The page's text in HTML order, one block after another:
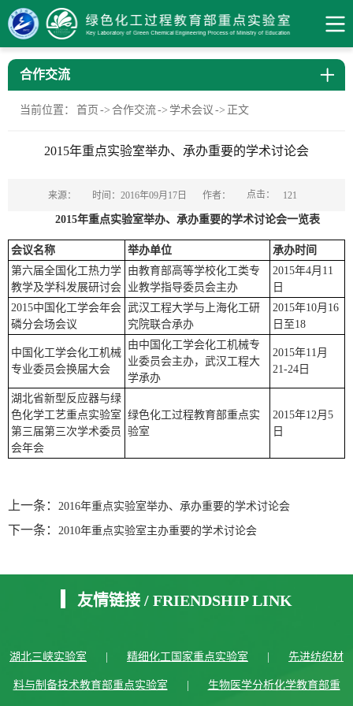
合作交流
当前位置： 首页 -> 合作交流-> 学术会议 -> 正文
2015年重点实验室举办、承办重要的学术讨论会
来源： 时间：2016年09月17日 作者： 点击： 121
2015年重点实验室举办、承办重要的学术讨论会一览表
会议名称 举办单位
承办时间
第六届全国化工热力学
教学及学科发展研讨会
由教育部高等学校化工类专
业教学指导委员会主办
2015年4月11
日
2015中国化工学会年会
磷分会场会议
武汉工程大学与上海化工研
究院联合承办
2015年10月16
日至18
中国化工学会化工机械
专业委员会换届大会
由中国化工学会化工机械专
业委员会主办，武汉工程大
学承办
2015年11月
21-24日
湖北省新型反应器与绿
色化学工艺重点实验室
第三届第三次学术委员
会年会
绿色化工过程教育部重点实
验室
2015年12月5
日
上一条： 2016年重点实验室举办、承办重要的学术讨论会
下一条： 2010年重点实验室主办重要的学术讨论会
友情链接 / FRIENDSHIP LINK
湖北三峡实验室 精细化工国家重点实验室 先进纺织材
料与制备技术教育部重点实验室 生物医学分析化学教育部重